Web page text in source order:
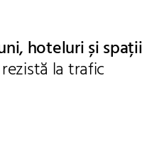
hoteluri și spații
la trafic